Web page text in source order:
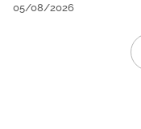
05/08/2026